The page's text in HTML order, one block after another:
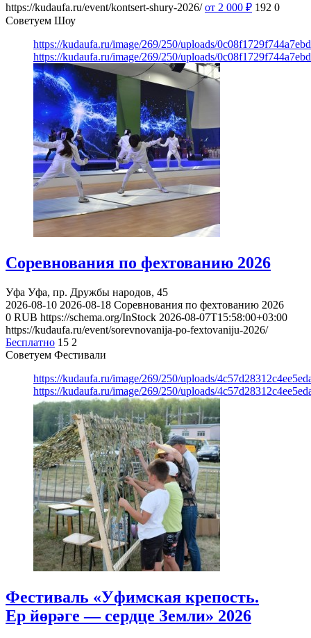
https://kudaufa.ru/event/kontsert-shury-2026/ от 2 000 ₽ 192 0
Советуем Шоу
https://kudaufa.ru/image/269/250/uploads/
https://kudaufa.ru/image/269/250/uploads/
Соревнования по фехтованию 2026
Уфа Уфа, пр. Дружбы народов, 45
2026-08-10 2026-08-18 Соревнования по фехтованию 2026
0 RUB https://schema.org/InStock 2026-08-07T15:58:00+03:00
https://kudaufa.ru/event/sorevnovanija-po-fextovaniju-2026/
Бесплатно 15 2
Советуем Фестивали
https://kudaufa.ru/image/269/250/uploads/
https://kudaufa.ru/image/269/250/uploads/
Фестиваль «Уфимская крепость.
Ер йөрәге — сердце Земли» 2026